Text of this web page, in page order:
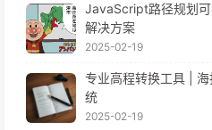
JavaScript路径规划
解决方案
2025-02-19
专业高程转换工具 |
统
2025-02-19